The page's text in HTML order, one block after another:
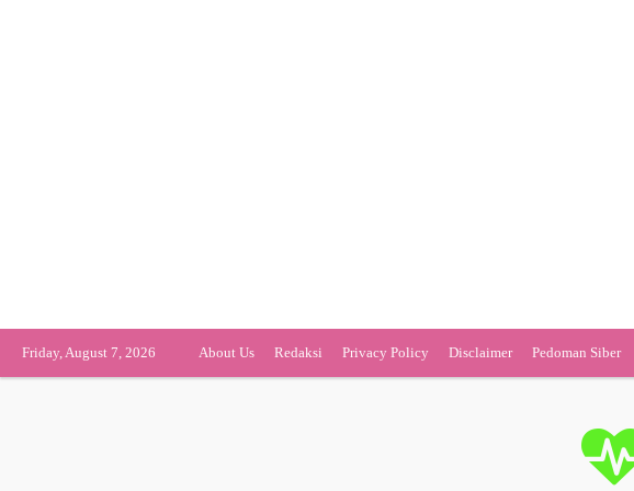
Friday, August 7, 2026 About Us Redaksi Privacy Policy Disclaimer Pedoman Siber